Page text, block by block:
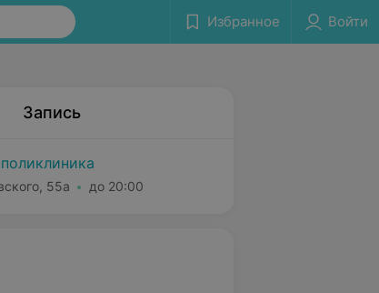
Избранное Войти
Запись
55а до 20:00